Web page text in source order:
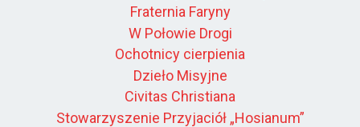
Fraternia Faryny
W Połowie Drogi
Ochotnicy cierpienia
Dzieło Misyjne
Civitas Christiana
Stowarzyszenie Przyjaciół „Hosianum”